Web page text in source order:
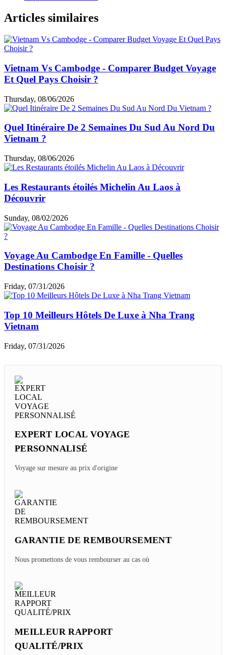
Articles similaires
Vietnam Vs Cambodge - Comparer Budget Voyage
Et Quel Pays Choisir ?
Thursday, 08/06/2026
Quel Itinéraire De 2 Semaines Du Sud Au Nord Du
Vietnam ?
Thursday, 08/06/2026
Les Restaurants étoilés Michelin Au Laos à
Découvrir
Sunday, 08/02/2026
Voyage Au Cambodge En Famille - Quelles
Destinations Choisir ?
Friday, 07/31/2026
Top 10 Meilleurs Hôtels De Luxe à Nha Trang
Vietnam
Friday, 07/31/2026
EXPERT LOCAL VOYAGE
PERSONNALISÉ
Voyage sur mesure au prix d'origine
GARANTIE DE REMBOURSEMENT
Nous promettons de vous rembourser au cas où
MEILLEUR RAPPORT
QUALITÉ/PRIX